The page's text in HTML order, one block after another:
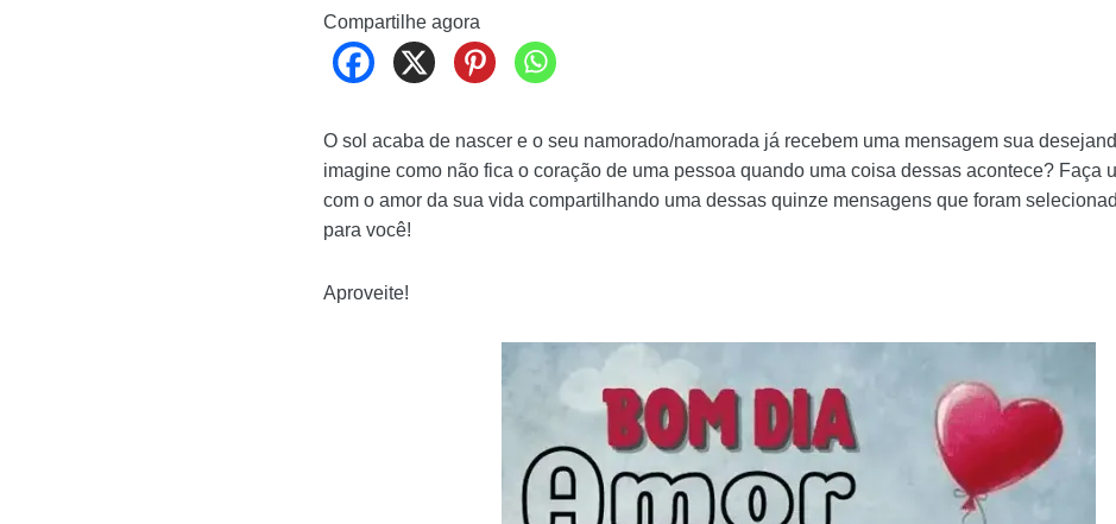
Compartilhe agora
O sol acaba de nascer e o seu namorado/namorada já recebem uma mensagem sua
imagine como não fica o coração de uma pessoa quando uma coisa dessas acontece? Faça
com o amor da sua vida compartilhando uma dessas quinze mensagens que foram
para você!
Aproveite!